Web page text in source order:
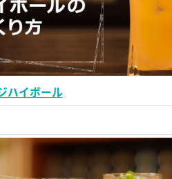
ハイボール